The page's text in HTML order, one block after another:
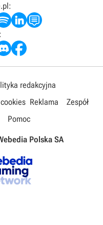
redakcyjna
Reklama
Zespół
Pomoc
Polska SA